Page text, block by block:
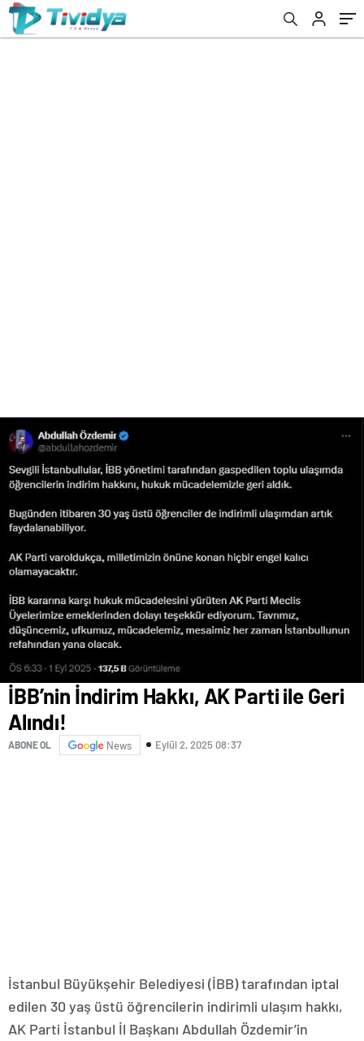
evden
eve
nakliyat
İBB’nin İndirim Hakkı, AK Parti ile Geri
Alındı!
ABONE OL News Eylül 2, 2025 08:37
İstanbul Büyükşehir Belediyesi (İBB) tarafından iptal
edilen 30 yaş üstü öğrencilerin indirimli ulaşım hakkı,
AK Parti İstanbul İl Başkanı Abdullah Özdemir’in